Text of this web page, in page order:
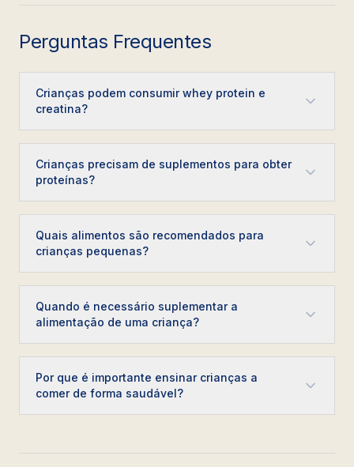
Perguntas Frequentes
Crianças podem consumir whey protein e
creatina?
Crianças precisam de suplementos para obter
proteínas?
Quais alimentos são recomendados para
crianças pequenas?
Quando é necessário suplementar a
alimentação de uma criança?
Por que é importante ensinar crianças a
comer de forma saudável?